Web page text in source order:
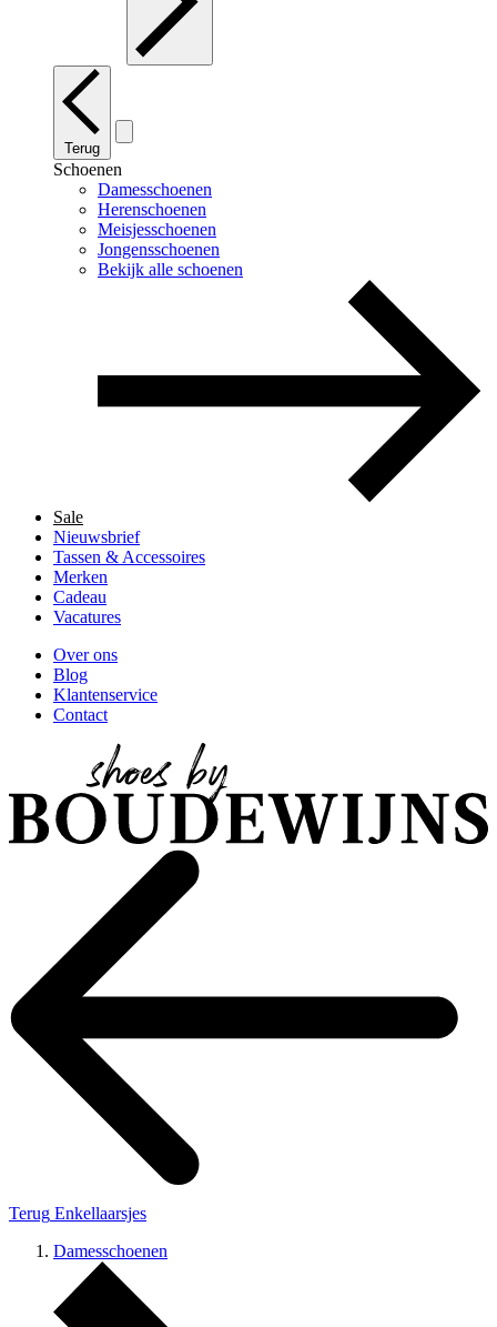
Terug
Schoenen
Damesschoenen
Herenschoenen
Meisjesschoenen
Jongensschoenen
Bekijk alle schoenen
Sale
Nieuwsbrief
Tassen & Accessoires
Merken
Cadeau
Vacatures
Over ons
Blog
Klantenservice
Contact
Terug Enkellaarsjes
Damesschoenen